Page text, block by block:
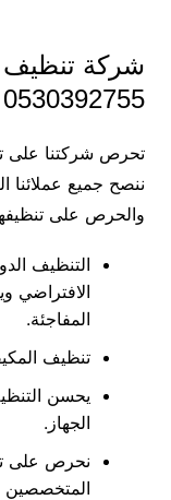
شركة تنظيف
0530392755
تحرص شركتنا على
ننصح جميع عملائنا
والحرص على
التنظيف
الافتراضي
المفاجئة.
تنظيف
يحسن
الجهاز.
نحرص على